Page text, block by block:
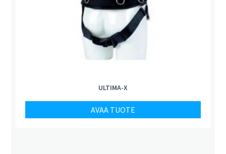
ULTIMA-X
AVAA TUOTE